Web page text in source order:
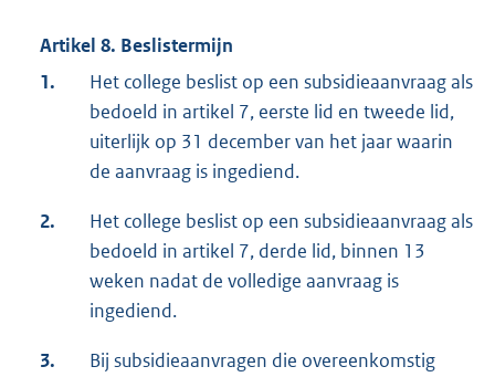
Artikel 8. Beslistermijn
1.
Het college beslist op een subsidieaanvraag als
bedoeld in artikel 7, eerste lid en tweede lid,
uiterlijk op 31 december van het jaar waarin
de aanvraag is ingediend.
2.
Het college beslist op een subsidieaanvraag als
bedoeld in artikel 7, derde lid, binnen 13
weken nadat de volledige aanvraag is
ingediend.
3.
Bij subsidieaanvragen die overeenkomstig